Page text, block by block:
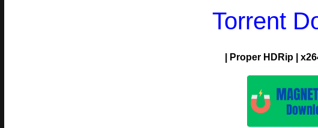
Torrent
| Proper HDRip |